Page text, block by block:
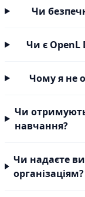
Чи
Чи є
Чому я не
Чи
навчання?
Чи надаєте
організаціям?